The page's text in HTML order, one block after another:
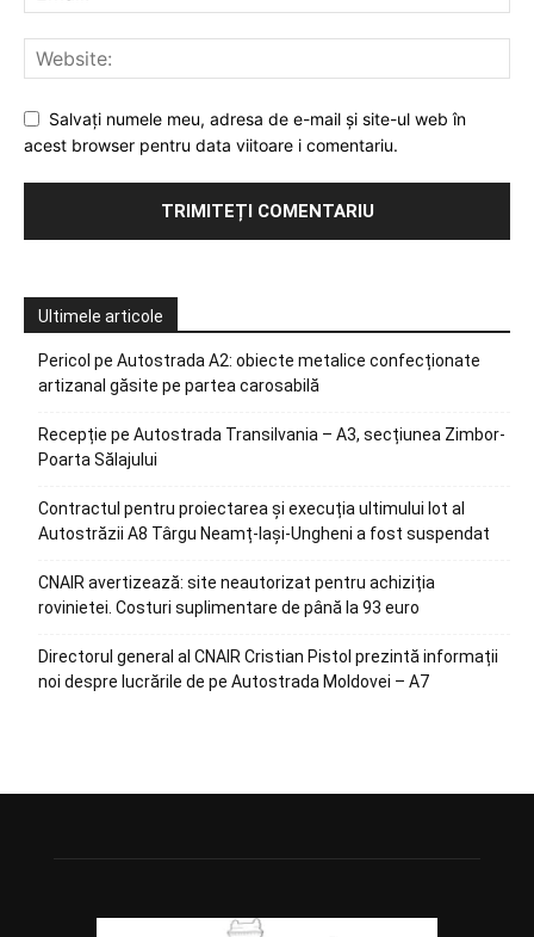
Salvați numele meu, adresa de e-mail și site-ul web în
acest browser pentru data viitoare i comentariu.
Ultimele articole
Pericol pe Autostrada A2: obiecte metalice confecționate
artizanal găsite pe partea carosabilă
Recepție pe Autostrada Transilvania – A3, secțiunea Zimbor-
Poarta Sălajului
Contractul pentru proiectarea și execuția ultimului lot al
Autostrăzii A8 Târgu Neamț-Iași-Ungheni a fost suspendat
CNAIR avertizează: site neautorizat pentru achiziția
rovinietei. Costuri suplimentare de până la 93 euro
Directorul general al CNAIR Cristian Pistol prezintă informații
noi despre lucrările de pe Autostrada Moldovei – A7